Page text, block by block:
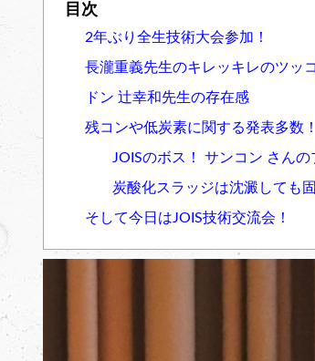
2年ぶり全生技術大会参加！
長瀧重義先生のキレッキレのツッ
ドン 辻幸和先生の存在感
残コンや低炭素に関する発表多数！
JOISのボス！ サンコン さんの
炭酸化スラッジは沈澱しても
そして今日はJOIS技術交流会！